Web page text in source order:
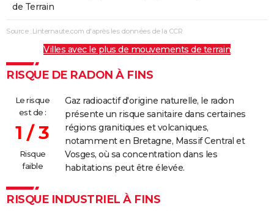
de Terrain
Source : Linternaute.com d'après les données de la CCR
Villes avec le plus de mouvements de terrain
RISQUE DE RADON À FINS
Le risque
est de :
1 / 3
Risque
faible
Gaz radioactif d'origine naturelle, le radon
présente un risque sanitaire dans certaines
régions granitiques et volcaniques,
notamment en Bretagne, Massif Central et
Vosges, où sa concentration dans les
habitations peut être élevée.
RISQUE INDUSTRIEL À FINS